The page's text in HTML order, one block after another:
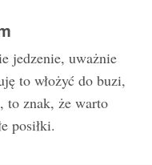
jedzenie, uważnie
to włożyć do buzi,
to znak, że warto
posiłki.